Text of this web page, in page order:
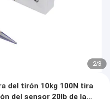
2/3
del tirón 10kg 100N tira
del sensor 20lb de la